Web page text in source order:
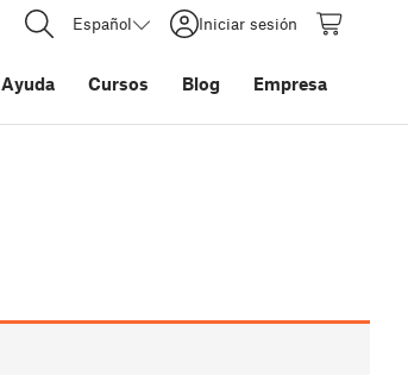
Español Iniciar sesión
Ayuda Cursos Blog Empresa